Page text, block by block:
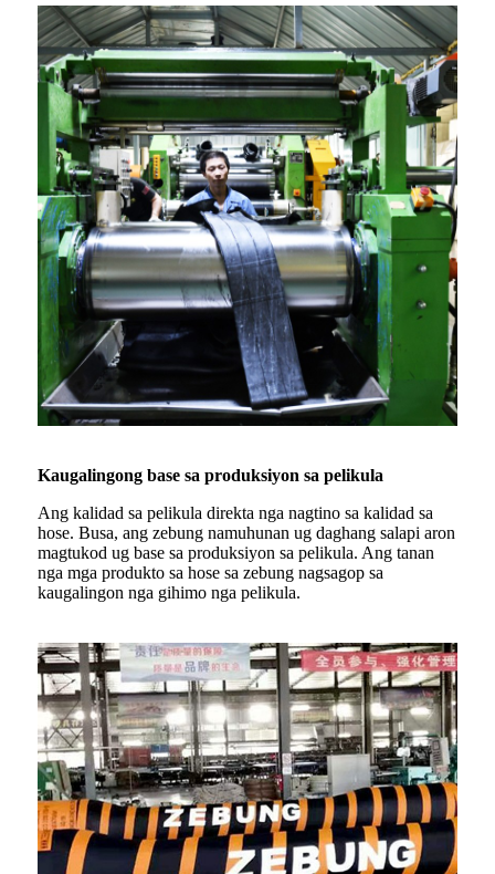
Kaugalingong base sa produksiyon sa pelikula
Ang kalidad sa pelikula direkta nga nagtino sa kalidad sa
hose. Busa, ang zebung namuhunan ug daghang salapi aron
magtukod ug base sa produksiyon sa pelikula. Ang tanan
nga mga produkto sa hose sa zebung nagsagop sa
kaugalingon nga gihimo nga pelikula.